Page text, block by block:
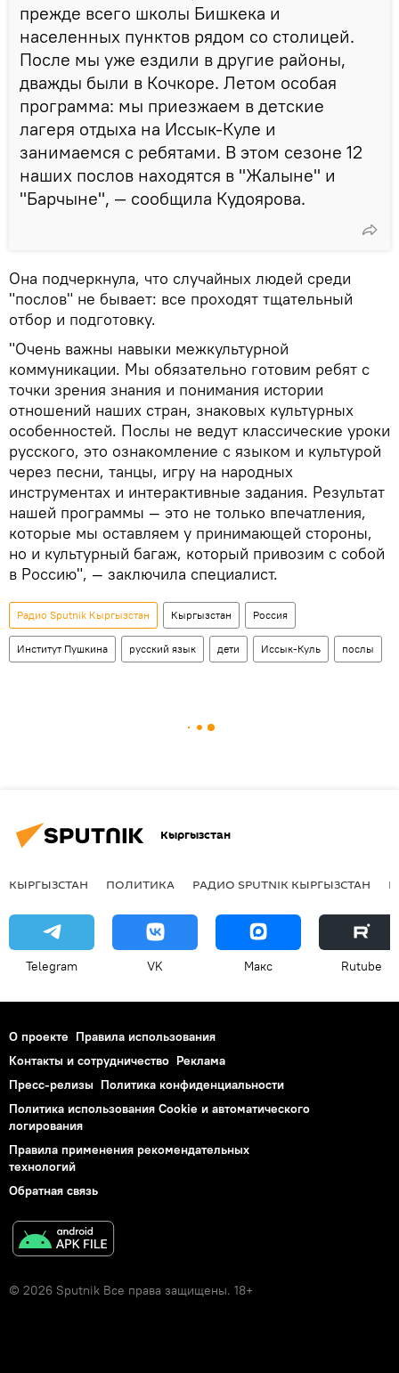
прежде всего школы Бишкека и
населенных пунктов рядом со столицей.
После мы уже ездили в другие районы,
дважды были в Кочкоре. Летом особая
программа: мы приезжаем в детские
лагеря отдыха на Иссык-Куле и
занимаемся с ребятами. В этом сезоне 12
наших послов находятся в "Жалыне" и
"Барчыне", — сообщила Кудоярова.
Она подчеркнула, что случайных людей среди
"послов" не бывает: все проходят тщательный
отбор и подготовку.
"Очень важны навыки межкультурной
коммуникации. Мы обязательно готовим ребят с
точки зрения знания и понимания истории
отношений наших стран, знаковых культурных
особенностей. Послы не ведут классические уроки
русского, это ознакомление с языком и культурой
через песни, танцы, игру на народных
инструментах и интерактивные задания. Результат
нашей программы — это не только впечатления,
которые мы оставляем у принимающей стороны,
но и культурный багаж, который привозим с собой
в Россию", — заключила специалист.
Радио Sputnik Кыргызстан Кыргызстан Россия
Институт Пушкина русский язык дети Иссык-Куль послы
Кыргызстан
КЫРГЫЗСТАН ПОЛИТИКА РАДИО SPUTNIK КЫРГЫЗСТАН
Telegram VK Макс Rutube
О проекте Правила использования
Контакты и сотрудничество Реклама
Пресс-релизы Политика конфиденциальности
Политика использования Cookie и автоматического
логирования
Правила применения рекомендательных
технологий
Обратная связь
© 2026 Sputnik Все права защищены. 18+